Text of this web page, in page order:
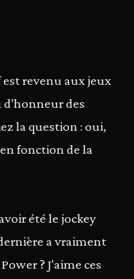
est revenu aux jeux
d'honneur des
la question : oui,
fonction de la
été le jockey
a vraiment
? J'aime ces